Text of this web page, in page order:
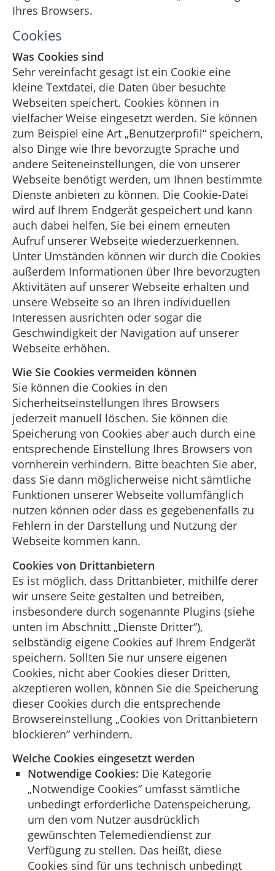
Ihres Browsers.
Cookies
Was Cookies sind
Sehr vereinfacht gesagt ist ein Cookie eine
kleine Textdatei, die Daten über besuchte
Webseiten speichert. Cookies können in
vielfacher Weise eingesetzt werden. Sie können
zum Beispiel eine Art „Benutzerprofil“ speichern,
also Dinge wie Ihre bevorzugte Sprache und
andere Seiteneinstellungen, die von unserer
Webseite benötigt werden, um Ihnen bestimmte
Dienste anbieten zu können. Die Cookie-Datei
wird auf Ihrem Endgerät gespeichert und kann
auch dabei helfen, Sie bei einem erneuten
Aufruf unserer Webseite wiederzuerkennen.
Unter Umständen können wir durch die Cookies
außerdem Informationen über Ihre bevorzugten
Aktivitäten auf unserer Webseite erhalten und
unsere Webseite so an Ihren individuellen
Interessen ausrichten oder sogar die
Geschwindigkeit der Navigation auf unserer
Webseite erhöhen.
Wie Sie Cookies vermeiden können
Sie können die Cookies in den
Sicherheitseinstellungen Ihres Browsers
jederzeit manuell löschen. Sie können die
Speicherung von Cookies aber auch durch eine
entsprechende Einstellung Ihres Browsers von
vornherein verhindern. Bitte beachten Sie aber,
dass Sie dann möglicherweise nicht sämtliche
Funktionen unserer Webseite vollumfänglich
nutzen können oder dass es gegebenenfalls zu
Fehlern in der Darstellung und Nutzung der
Webseite kommen kann.
Cookies von Drittanbietern
Es ist möglich, dass Drittanbieter, mithilfe derer
wir unsere Seite gestalten und betreiben,
insbesondere durch sogenannte Plugins (siehe
unten im Abschnitt „Dienste Dritter“),
selbständig eigene Cookies auf Ihrem Endgerät
speichern. Sollten Sie nur unsere eigenen
Cookies, nicht aber Cookies dieser Dritten,
akzeptieren wollen, können Sie die Speicherung
dieser Cookies durch die entsprechende
Browsereinstellung „Cookies von Drittanbietern
blockieren” verhindern.
Welche Cookies eingesetzt werden
Notwendige Cookies: Die Kategorie
„Notwendige Cookies“ umfasst sämtliche
unbedingt erforderliche Datenspeicherung,
um den vom Nutzer ausdrücklich
gewünschten Telemediendienst zur
Verfügung zu stellen. Das heißt, diese
Cookies sind für uns technisch unbedingt